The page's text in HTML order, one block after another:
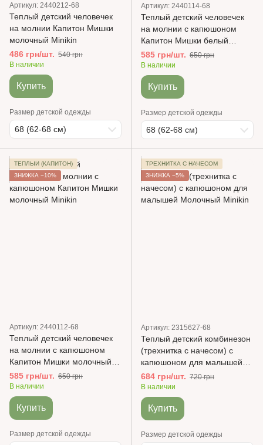
Артикул: 2440212-68
Теплый детский человечек
на молнии Капитон Мишки
молочный Minikin
486 грн/шт. 540 грн
В наличии
Купить
Размер детской одежды
68 (62-68 см)
Артикул: 2440114-68
Теплый детский человечек
на молнии с капюшоном
Капитон Мишки белый
Minikin
585 грн/шт. 650 грн
В наличии
Купить
Размер детской одежды
68 (62-68 см)
ТЕПЛЫЙ (КАПИТОН)
ЗНИЖКА −10%
Артикул: 2440112-68
Теплый детский человечек
на молнии с капюшоном
Капитон Мишки молочный
Minikin
585 грн/шт. 650 грн
В наличии
Купить
Размер детской одежды
ТРЕХНИТКА С НАЧЕСОМ
ЗНИЖКА −5%
Артикул: 2315627-68
Теплый детский комбинезон
(трехнитка с начесом) с
капюшоном для малышей
Молочный Minikin
684 грн/шт. 720 грн
В наличии
Купить
Размер детской одежды